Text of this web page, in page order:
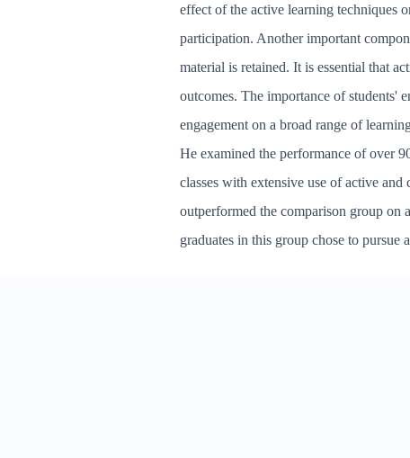
effect of the active learning techniques
participation. Another important
material is retained. It is essential that
outcomes. The importance of students'
engagement on a broad range of
He examined the performance of over
classes with extensive use of active
outperformed the comparison group on
graduates in this group chose to pursue